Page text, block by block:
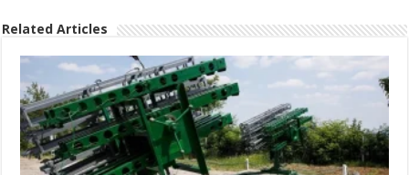
Related Articles